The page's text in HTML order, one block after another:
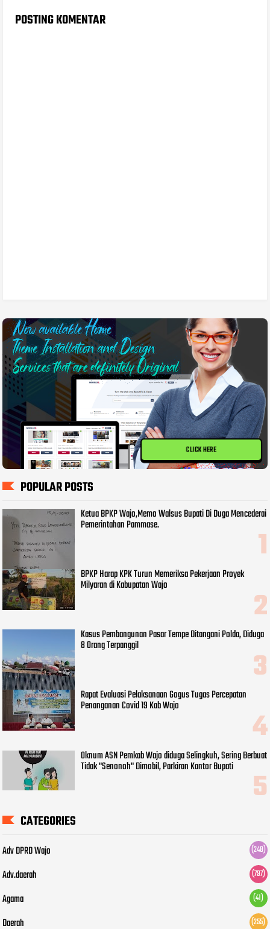
POSTING KOMENTAR
CLICK HERE
POPULAR POSTS
Ketua BPKP Wajo,Memo Walsus Bupati Di Duga Mencederai
Pemerintahan Pammase.
BPKP Harap KPK Turun Memeriksa Pekerjaan Proyek
Milyaran di Kabupatan Wajo
Kasus Pembangunan Pasar Tempe Ditangani Polda, Diduga
8 Orang Terpanggil
Rapat Evaluasi Pelaksanaan Gogus Tugas Percepatan
Penanganan Covid 19 Kab Wajo
Oknum ASN Pemkab Wajo diduga Selingkuh, Sering Berbuat
Tidak "Senonoh" Dimobil, Parkiran Kantor Bupati
CATEGORIES
Adv DPRD Wajo (248)
Adv.daerah (797)
Agama (41)
Daerah (255)